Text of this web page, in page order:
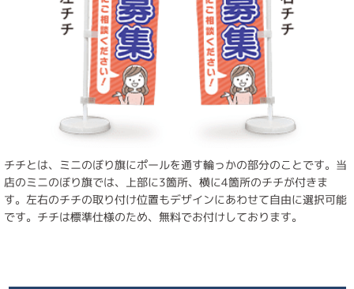
チチとは、ミニのぼり旗にポールを通す輪っかの部分のことです。当
店のミニのぼり旗では、上部に3箇所、横に4箇所のチチが付きま
す。左右のチチの取り付け位置もデザインにあわせて自由に選択可能
です。チチは標準仕様のため、無料でお付けしております。